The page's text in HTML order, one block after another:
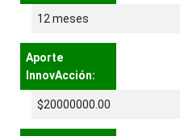
12 meses
Aporte
InnovAcción:
$20000000.00